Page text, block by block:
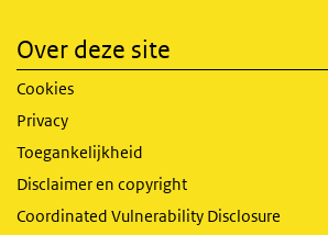
Over deze site
Cookies
Privacy
Toegankelijkheid
Disclaimer en copyright
Coordinated Vulnerability Disclosure